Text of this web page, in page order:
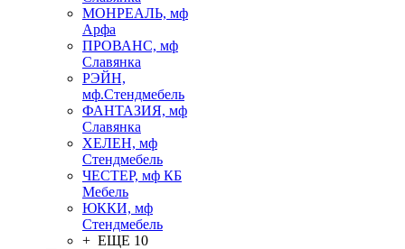
МОНРЕАЛЬ, мф
Арфа
ПРОВАНС, мф
Славянка
РЭЙН,
мф.Стендмебель
ФАНТАЗИЯ, мф
Славянка
ХЕЛЕН, мф
Стендмебель
ЧЕСТЕР, мф КБ
Мебель
ЮККИ, мф
Стендмебель
+ ЕЩЕ 10